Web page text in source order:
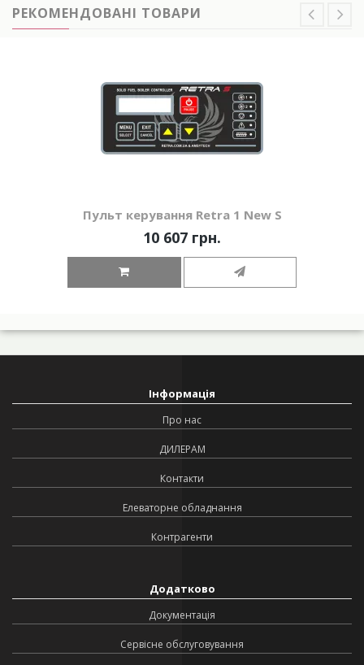
РЕКОМЕНДОВАНІ ТОВАРИ
Пульт керування Retra 1 New S
10 607 грн.
Інформація
Про нас
ДИЛЕРАМ
Контакти
Елеваторне обладнання
Контрагенти
Додатково
Документація
Сервісне обслуговування